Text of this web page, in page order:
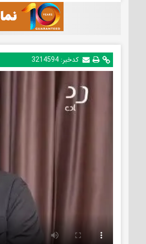
کدخبر:3214594